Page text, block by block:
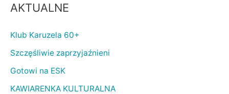
AKTUALNE
Klub Karuzela 60+
Szczęśliwie zaprzyjaźnieni
Gotowi na ESK
KAWIARENKA KULTURALNA